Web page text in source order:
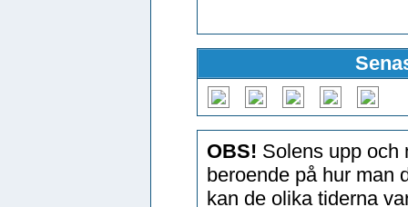
OBS! Solens upp och
beroende på hur man
kan de olika tiderna